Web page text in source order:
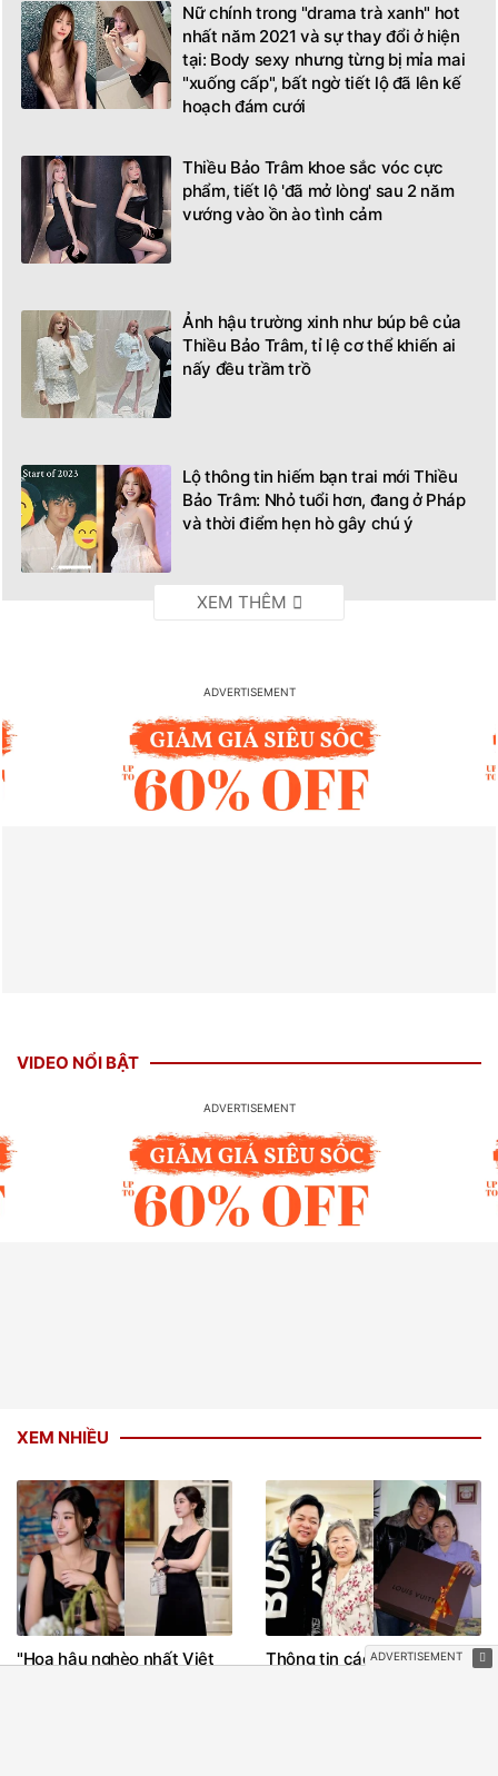
Nữ chính trong "drama trà xanh" hot
nhất năm 2021 và sự thay đổi ở hiện
tại: Body sexy nhưng từng bị mỉa mai
"xuống cấp", bất ngờ tiết lộ đã lên kế
hoạch đám cưới
Thiều Bảo Trâm khoe sắc vóc cực
phẩm, tiết lộ 'đã mở lòng' sau 2 năm
vướng vào ồn ào tình cảm
Ảnh hậu trường xinh như búp bê của
Thiều Bảo Trâm, tỉ lệ cơ thể khiến ai
nấy đều trầm trồ
Lộ thông tin hiếm bạn trai mới Thiều
Bảo Trâm: Nhỏ tuổi hơn, đang ở Pháp
và thời điểm hẹn hò gây chú ý
VIDEO NỔI BẬT
XEM NHIỀU
"Hoa hậu nghèo nhất Việt
Thông tin cáo phó của mẹ